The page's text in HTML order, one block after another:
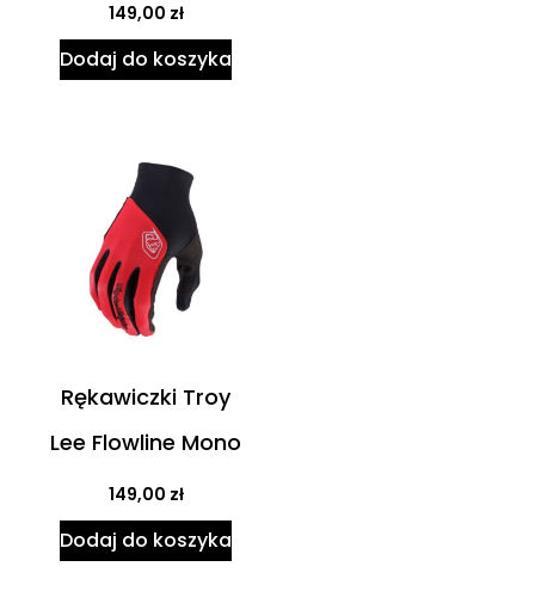
149,00 zł
Dodaj do koszyka
Rękawiczki Troy
Lee Flowline Mono
149,00 zł
Dodaj do koszyka